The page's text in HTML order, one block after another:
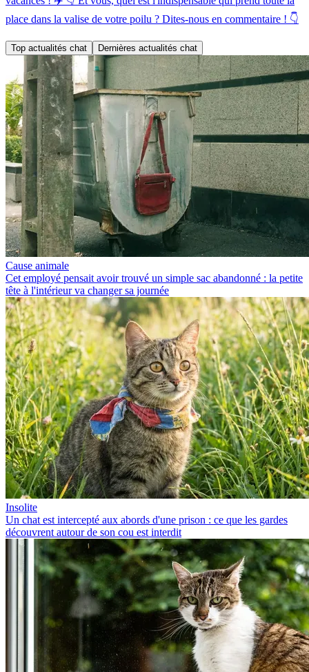
place dans la valise de votre poilu ? Dites-nous en commentaire ! 👇
Top actualités chat Dernières actualités chat
Cause animale
Cet employé pensait avoir trouvé un simple sac abandonné : la petite
tête à l'intérieur va changer sa journée
Insolite
Un chat est intercepté aux abords d'une prison : ce que les gardes
découvrent autour de son cou est interdit